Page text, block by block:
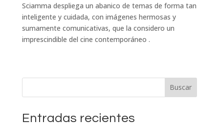
Sciamma despliega un abanico de temas de forma tan
inteligente y cuidada, con imágenes hermosas y
sumamente comunicativas, que la considero un
imprescindible del cine contemporáneo .
Buscar
Entradas recientes